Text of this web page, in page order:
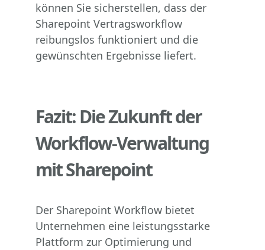
können Sie sicherstellen, dass der
Sharepoint Vertragsworkflow
reibungslos funktioniert und die
gewünschten Ergebnisse liefert.
Fazit: Die Zukunft der
Workflow-Verwaltung
mit Sharepoint
Der Sharepoint Workflow bietet
Unternehmen eine leistungsstarke
Plattform zur Optimierung und